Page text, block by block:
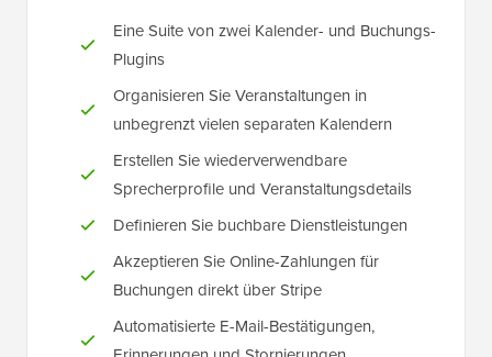
Eine Suite von zwei Kalender- und Buchungs-
Plugins
Organisieren Sie Veranstaltungen in
unbegrenzt vielen separaten Kalendern
Erstellen Sie wiederverwendbare
Sprecherprofile und Veranstaltungsdetails
Definieren Sie buchbare Dienstleistungen
Akzeptieren Sie Online-Zahlungen für
Buchungen direkt über Stripe
Automatisierte E-Mail-Bestätigungen,